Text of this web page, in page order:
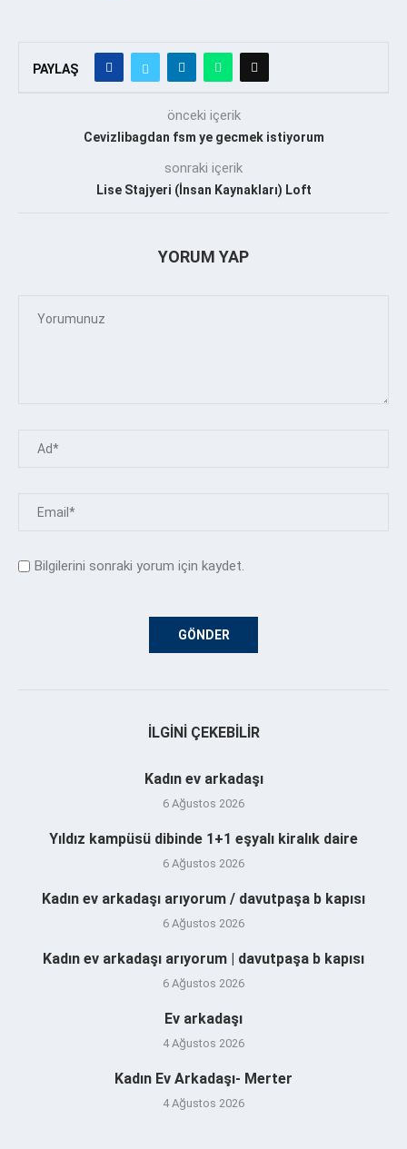
PAYLAŞ
önceki içerik
Cevizlibagdan fsm ye gecmek istiyorum
sonraki içerik
Lise Stajyeri (İnsan Kaynakları) Loft
YORUM YAP
Bilgilerini sonraki yorum için kaydet.
İLGINI ÇEKEBILIR
Kadın ev arkadaşı
6 Ağustos 2026
Yıldız kampüsü dibinde 1+1 eşyalı kiralık daire
6 Ağustos 2026
Kadın ev arkadaşı arıyorum / davutpaşa b kapısı
6 Ağustos 2026
Kadın ev arkadaşı arıyorum | davutpaşa b kapısı
6 Ağustos 2026
Ev arkadaşı
4 Ağustos 2026
Kadın Ev Arkadaşı- Merter
4 Ağustos 2026